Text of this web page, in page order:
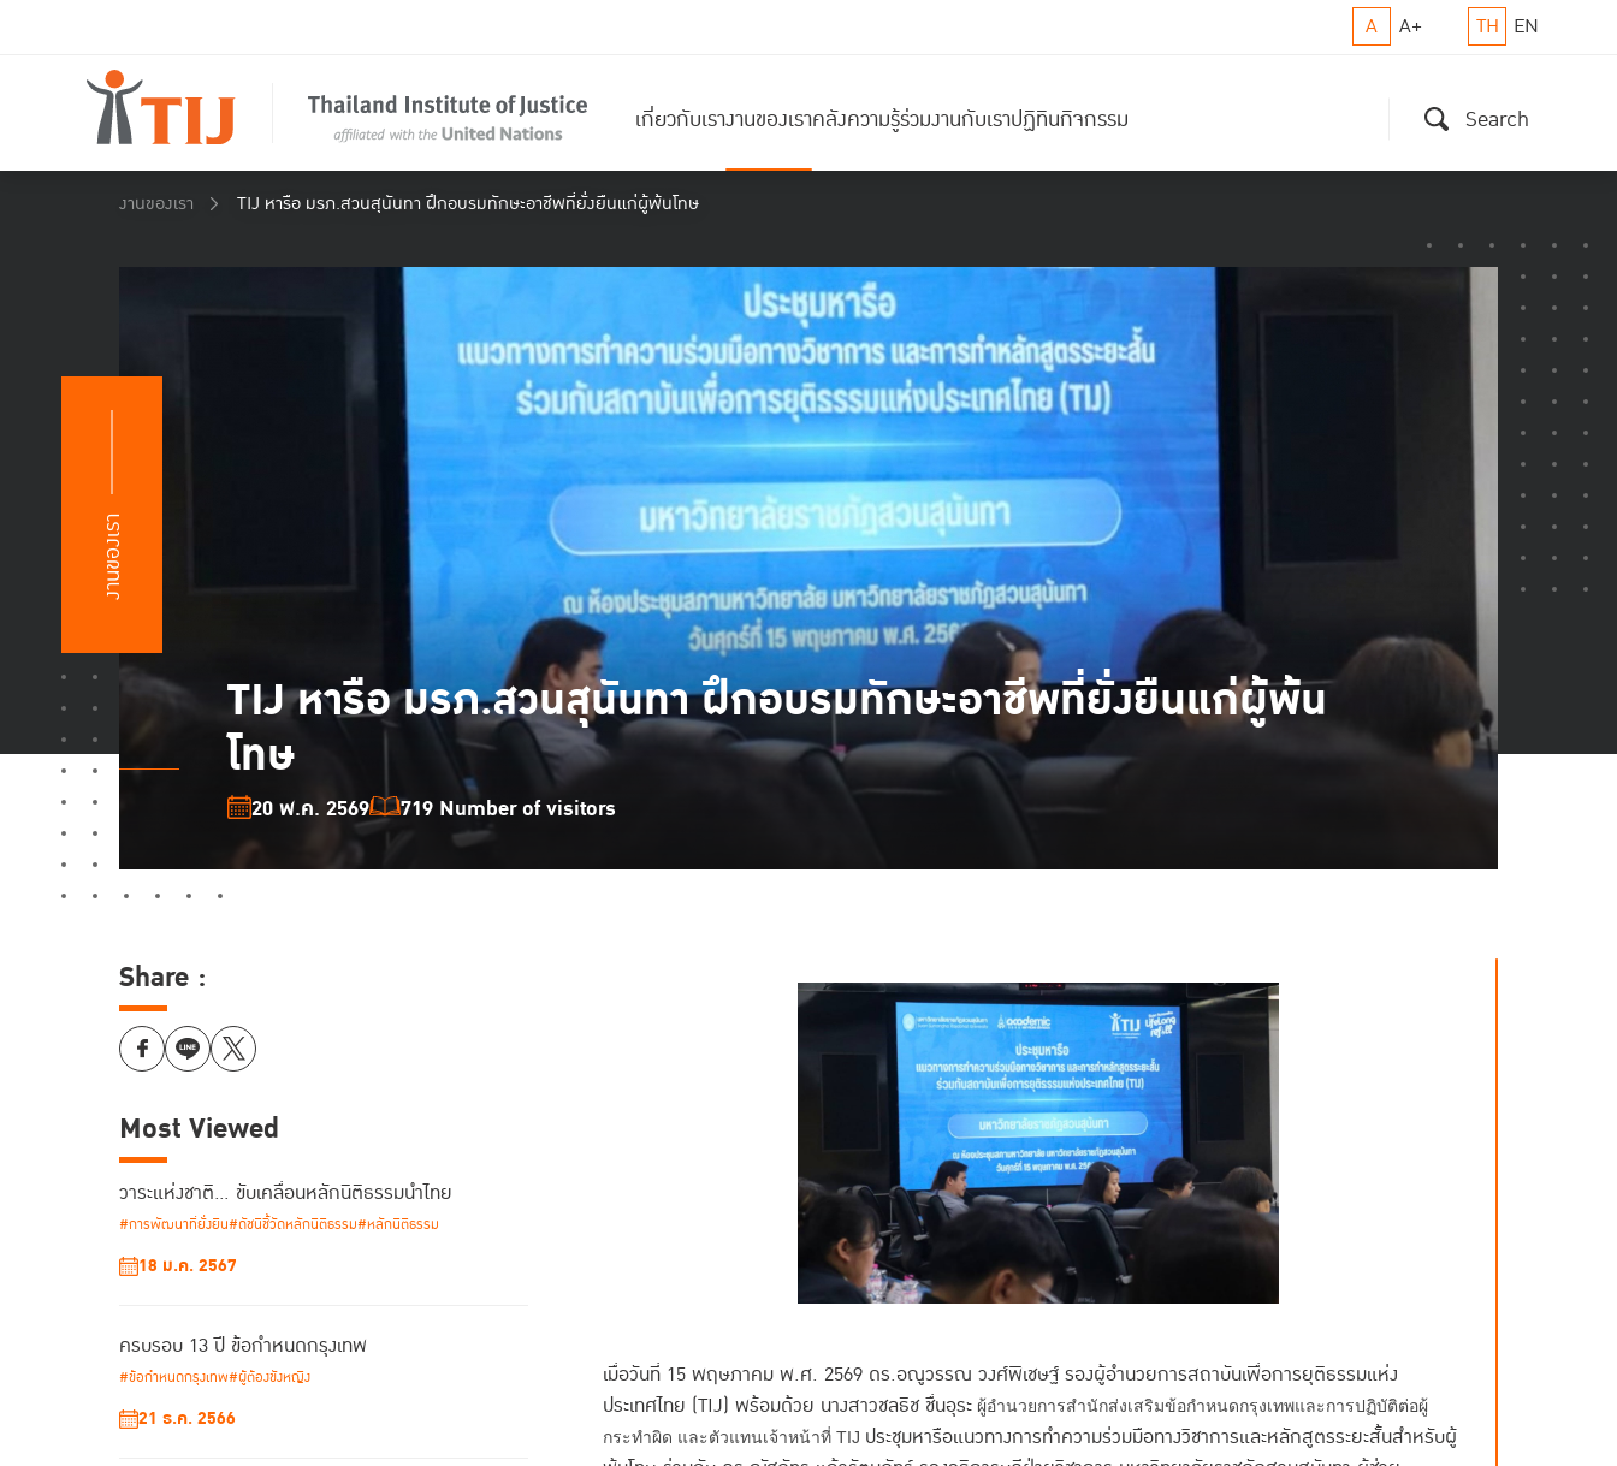
A A+ TH EN
เกี่ยวกับเรางานของเราคลังความรู้ร่วมงานกับเราปฏิทินกิจกรรม Search
งานของเรา TIJ หารือ มรภ.สวนสุนันทา ฝึกอบรมทักษะอาชีพที่ยั่งยืนแก่ผู้พ้นโทษ
งานของเรา
TIJ หารือ มรภ.สวนสุนันทา ฝึกอบรมทักษะอาชีพที่ยั่งยืนแก่ผู้พ้น
โทษ
20 พ.ค. 2569 719 Number of visitors
เมื่อวันที่ 15 พฤษภาคม พ.ศ. 2569 ดร.อณูวรรณ วงศ์พิเชษฐ์ รองผู้อำนวยการสถาบันเพื่อการยุติธรรมแห่ง
ประเทศไทย (TIJ) พร้อมด้วย นางสาวชลธิช ชื่นอุระ ผู้อำนวยการสำนักส่งเสริมข้อกำหนดกรุงเทพและการปฏิบัติต่อผู้
กระทำผิด และตัวแทนเจ้าหน้าที่ TIJ ประชุมหารือแนวทางการทำความร่วมมือทางวิชาการและหลักสูตรระยะสั้นสำหรับผู้
Share :
Most Viewed
วาระแห่งชาติ… ขับเคลื่อนหลักนิติธรรมนำไทย
#การพัฒนาที่ยั่งยืน#ดัชนีชี้วัดหลักนิติธรรม#หลักนิติธรรม
18 ม.ค. 2567
ครบรอบ 13 ปี ข้อกำหนดกรุงเทพ
#ข้อกำหนดกรุงเทพ#ผู้ต้องขังหญิง
21 ธ.ค. 2566